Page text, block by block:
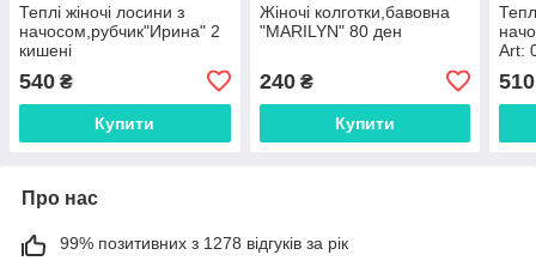
Теплі жіночі лосини з
начосом,рубчик"Ирина" 2
кишені
540 ₴
Купити
Жіночі колготки,бавовна
"MARILYN" 80 ден
240₴
Купити
Art:
510
Про нас
99% позитивних з 1278 відгуків за рік